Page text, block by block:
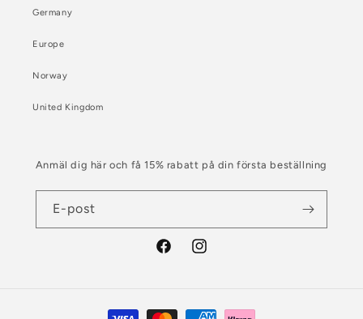
Germany
Europe
Norway
United Kingdom
Anmäl dig här och få 15% rabatt på din första beställning
E-post
FacebookInstagram
Betalningsmetoder